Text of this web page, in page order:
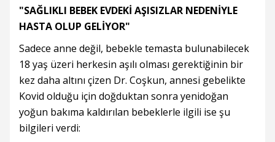
"SAĞLIKLI BEBEK EVDEKİ AŞISIZLAR NEDENİYLE
HASTA OLUP GELİYOR"
Sadece anne değil, bebekle temasta bulunabilecek
18 yaş üzeri herkesin aşılı olması gerektiğinin bir
kez daha altını çizen Dr. Coşkun, annesi gebelikte
Kovid olduğu için doğduktan sonra yenidoğan
yoğun bakıma kaldırılan bebeklerle ilgili ise şu
bilgileri verdi: